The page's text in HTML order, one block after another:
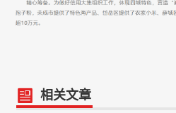
相关文章